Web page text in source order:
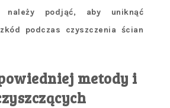
należy podjąć, aby uniknąć
podczas czyszczenia ścian
metody i